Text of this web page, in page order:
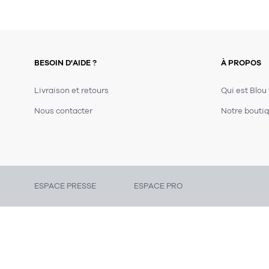
BESOIN D'AIDE ?
Livraison et retours
Nous contacter
À PROPOS
Qui est Blou
Notre
ESPACE PRESSE ESPACE PRO